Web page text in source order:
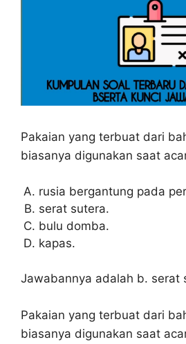
Pakaian yang terbuat dari
biasanya digunakan saat
rusia bergantung pada
serat sutera.
bulu domba.
kapas.
Jawabannya adalah b. serat
Pakaian yang terbuat dari
biasanya digunakan saat